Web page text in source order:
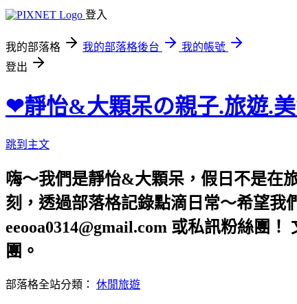
登入
我的部落格 我的部落格後台
我的帳號
登出
❤靜怡&大顆呆の親子.旅遊.
跳到主文
嗨～我們是靜怡&大顆呆，假日不是在
刻，透過部落格記錄點滴日常～希望我
eeooa0314@gmail.com 或私訊粉絲團
團。
部落格全站分類： 休閒旅遊